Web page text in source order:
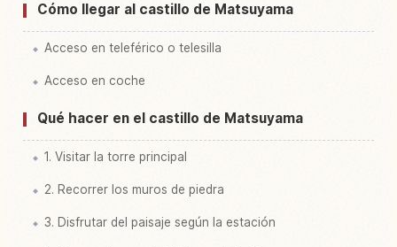
Cómo llegar al castillo de Matsuyama
Acceso en teleférico o telesilla
Acceso en coche
Qué hacer en el castillo de Matsuyama
1. Visitar la torre principal
2. Recorrer los muros de piedra
3. Disfrutar del paisaje según la estación